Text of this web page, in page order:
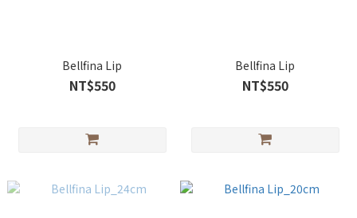
Bellfina Lip
NT$550
Bellfina Lip
NT$550